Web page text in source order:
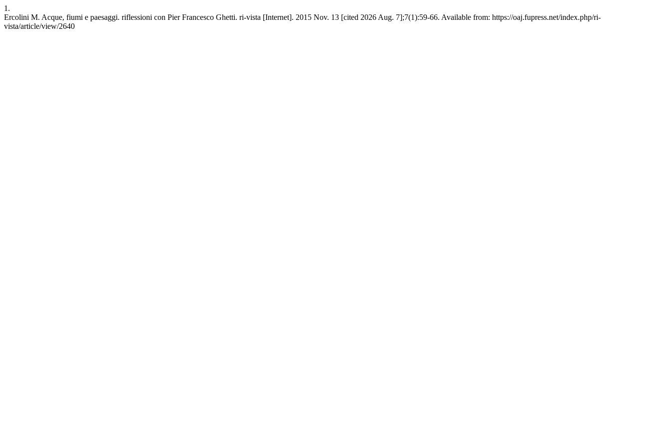
1.
Ercolini M. Acque, fiumi e paesaggi. riflessioni con Pier Francesco Ghetti. ri-vista [Internet]. 2015 Nov. 13 [cited 2026 Aug. 7];7(1):59-66. Available from: https://oaj.fupress.net/index.php/ri-
vista/article/view/2640